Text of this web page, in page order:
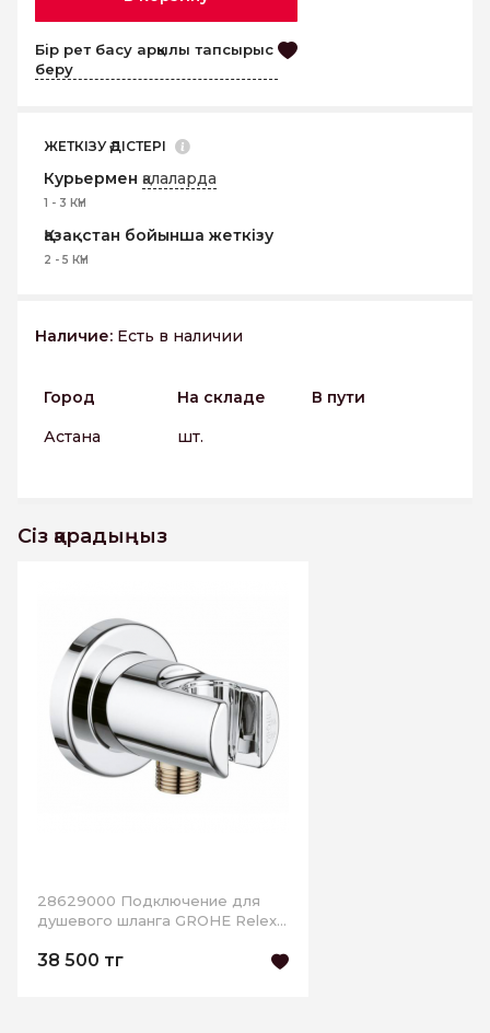
Бір рет басу арқылы тапсырыс
беру
ЖЕТКІЗУ ӘДІСТЕРІ
Курьермен қалаларда
1 - 3 КҮН
Қазақстан бойынша жеткізу
2 - 5 КҮН
Наличие: Есть в наличии
Город На складе
В пути
Астана
шт.
Сіз қарадыңыз
28629000 Подключение для
душевого шланга GROHE Relexa
38 500 тг